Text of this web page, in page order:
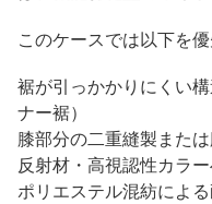
このケースでは以下を優
裾が引っかかりにくい
ナー裾）
膝部分の二重縫製また
反射材・高視認性カラ
ポリエステル混紡によ